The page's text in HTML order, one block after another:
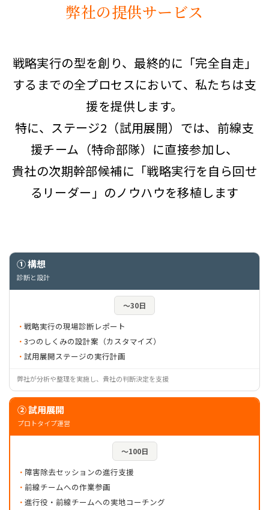
弊社の提供サービス
戦略実行の型を創り、最終的に「完全自走」
するまでの全プロセスにおいて、私たちは支
援を提供します。
特に、ステージ2（試用展開）では、前線支
援チーム（特命部隊）に直接参加し、
貴社の次期幹部候補に「戦略実行を自ら回せ
るリーダー」のノウハウを移植します
① 構想
診断と設計
〜30日
戦略実行の現場診断レポート
3つのしくみの設計案（カスタマイズ）
試用展開ステージの実行計画
弊社が分析や整理を実施し、貴社の判断決定を支援
② 試用展開
プロトタイプ運営
〜100日
障害除去セッションの進行支援
前線チームへの作業参画
進行役・前線チームへの実地コーチング